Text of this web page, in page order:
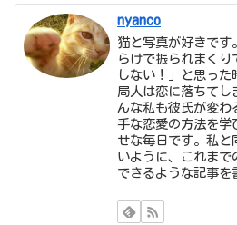
nyanco
猫と写真が好きです
らけで振られまくり
しない！」と思っ
局人は恋に落ちてし
んな私も彼氏が変わ
手な恋愛の方法を学
せな毎日です。私と
いように、これまで
できるような記事を